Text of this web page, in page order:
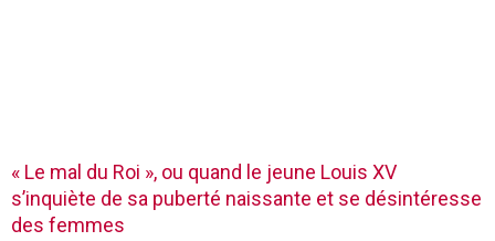
« Le mal du Roi », ou quand le jeune Louis XV
s’inquiète de sa puberté naissante et se désintéresse
des femmes